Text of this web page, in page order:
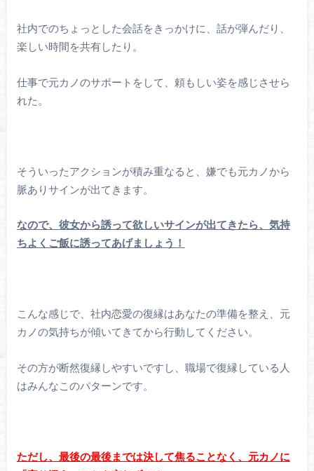
社内でのちょっとした会話をきっかけに、話が弾んだり、
楽しい時間を共有したり。
仕事で元カノのサポートをして、頼もしい姿を感じさせら
れた。
そういったアクションが積み重なると、嫌でも元カノから
脈ありサインが出てきます。
なので、彼女から誘って欲しいサインが出てきたら、気持
ちよくご飯に誘ってあげましょう！
こんな感じで、社内恋愛の復縁はあなたの準備を整え、元
カノの気持ちが傾いてきてから行動してください。
その方が断然復縁しやすいですし、職場で復縁している人
はみんなこのパターンです。
ただし、最後の最後までは決して焦ることなく、元カノに